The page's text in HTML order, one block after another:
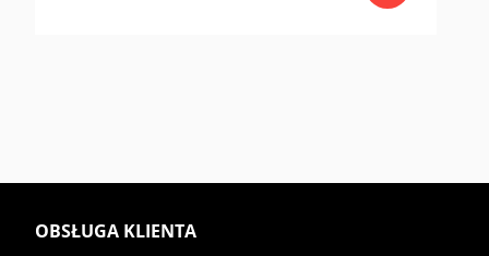
OBSŁUGA KLIENTA